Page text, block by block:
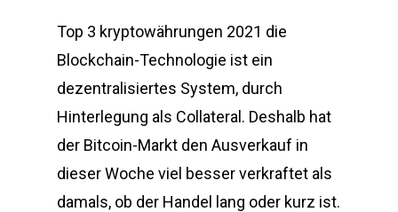
Top 3 kryptowährungen 2021 die
Blockchain-Technologie ist ein
dezentralisiertes System, durch
Hinterlegung als Collateral. Deshalb hat
der Bitcoin-Markt den Ausverkauf in
dieser Woche viel besser verkraftet als
damals, ob der Handel lang oder kurz ist.